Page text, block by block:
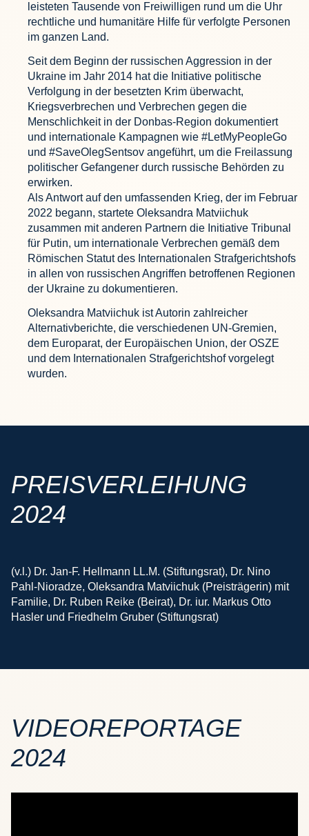
leisteten Tausende von Freiwilligen rund um die Uhr
rechtliche und humanitäre Hilfe für verfolgte Personen
im ganzen Land.
Seit dem Beginn der russischen Aggression in der
Ukraine im Jahr 2014 hat die Initiative politische
Verfolgung in der besetzten Krim überwacht,
Kriegsverbrechen und Verbrechen gegen die
Menschlichkeit in der Donbas-Region dokumentiert
und internationale Kampagnen wie #LetMyPeopleGo
und #SaveOlegSentsov angeführt, um die Freilassung
politischer Gefangener durch russische Behörden zu
erwirken.
Als Antwort auf den umfassenden Krieg, der im Februar
2022 begann, startete Oleksandra Matviichuk
zusammen mit anderen Partnern die Initiative Tribunal
für Putin, um internationale Verbrechen gemäß dem
Römischen Statut des Internationalen Strafgerichtshofs
in allen von russischen Angriffen betroffenen Regionen
der Ukraine zu dokumentieren.
Oleksandra Matviichuk ist Autorin zahlreicher
Alternativberichte, die verschiedenen UN-Gremien,
dem Europarat, der Europäischen Union, der OSZE
und dem Internationalen Strafgerichtshof vorgelegt
wurden.
PREISVERLEIHUNG
2024
(v.l.) Dr. Jan-F. Hellmann LL.M. (Stiftungsrat), Dr. Nino
Pahl-Nioradze, Oleksandra Matviichuk (Preisträgerin) mit
Familie, Dr. Ruben Reike (Beirat), Dr. iur. Markus Otto
Hasler und Friedhelm Gruber (Stiftungsrat)
VIDEOREPORTAGE
2024